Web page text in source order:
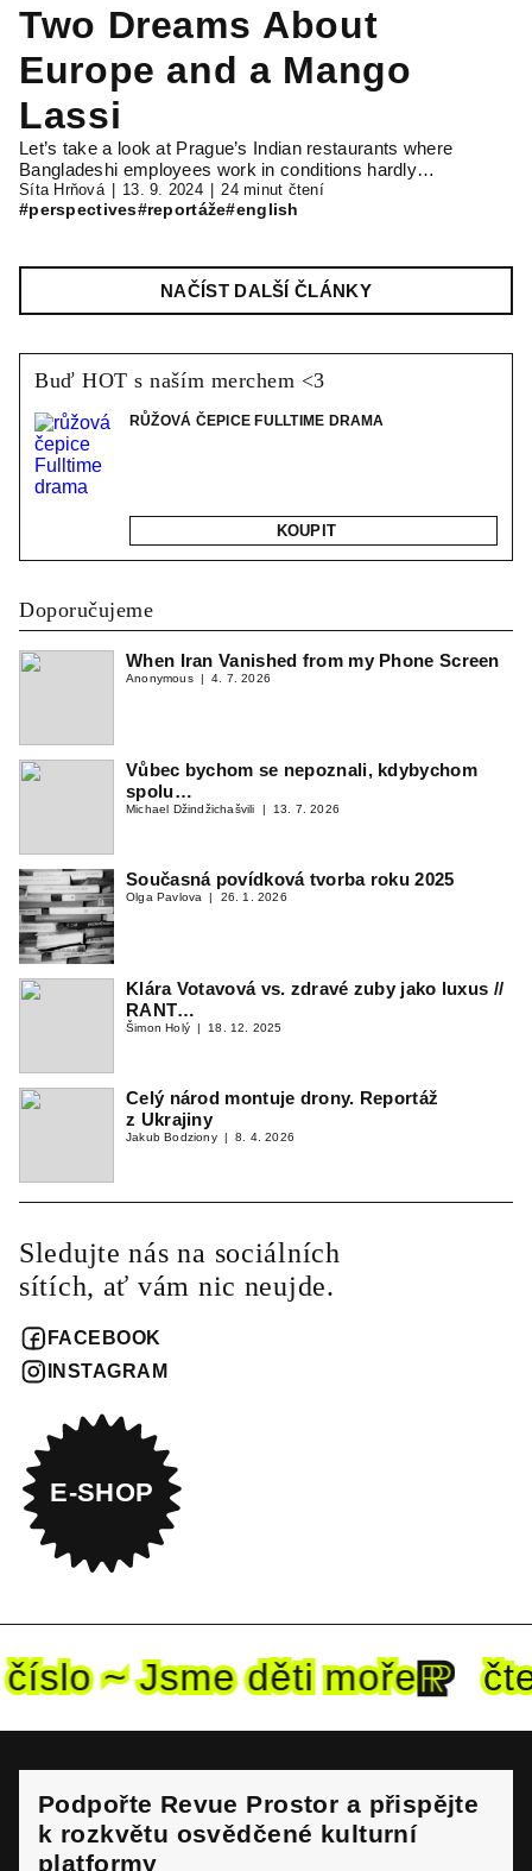
Two Dreams About
Europe and a Mango
Lassi
Let’s take a look at Prague’s Indian restaurants where
Bangladeshi employees work in conditions hardly…
Síta Hrňová 13. 9. 2024 24 minut čtení
#perspectives#reportáže#english
NAČÍST DALŠÍ ČLÁNKY
Buď HOT s naším merchem <3
RŮŽOVÁ ČEPICE FULLTIME DRAMA
KOUPIT
Doporučujeme
When Iran Vanished from my Phone Screen
Anonymous 4. 7. 2026
Vůbec bychom se nepoznali, kdybychom
spolu…
Michael Džindžichašvili 13. 7. 2026
Současná povídková tvorba roku 2025
Olga Pavlova 26. 1. 2026
Klára Votavová vs. zdravé zuby jako luxus //
RANT…
Šimon Holý 18. 12. 2025
Celý národ montuje drony. Reportáž
z Ukrajiny
Jakub Bodziony 8. 4. 2026
Sledujte nás na sociálních
sítích, ať vám nic neujde.
FACEBOOK
INSTAGRAM
E-SHOP
~ Jsme děti moře
Podpořte Revue Prostor a přispějte
k rozkvětu osvědčené kulturní
platformy